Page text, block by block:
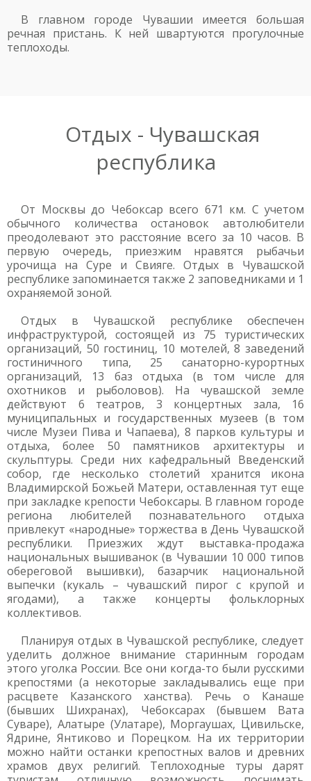
В главном городе Чувашии имеется большая
речная пристань. К ней швартуются прогулочные
теплоходы.
Отдых - Чувашская
республика
От Москвы до Чебоксар всего 671 км. С учетом
обычного количества остановок автолюбители
преодолевают это расстояние всего за 10 часов. В
первую очередь, приезжим нравятся рыбачьи
урочища на Суре и Свияге. Отдых в Чувашской
республике запоминается также 2 заповедниками и 1
охраняемой зоной.
Отдых в Чувашской республике обеспечен
инфраструктурой, состоящей из 75 туристических
организаций, 50 гостиниц, 10 мотелей, 8 заведений
гостиничного типа, 25 санаторно-курортных
организаций, 13 баз отдыха (в том числе для
охотников и рыболовов). На чувашской земле
действуют 6 театров, 3 концертных зала, 16
муниципальных и государственных музеев (в том
числе Музеи Пива и Чапаева), 8 парков культуры и
отдыха, более 50 памятников архитектуры и
скульптуры. Среди них кафедральный Введенский
собор, где несколько столетий хранится икона
Владимирской Божьей Матери, оставленная тут еще
при закладке крепости Чебоксары. В главном городе
региона любителей познавательного отдыха
привлекут «народные» торжества в День Чувашской
республики. Приезжих ждут выставка-продажа
национальных вышиванок (в Чувашии 10 000 типов
обереговой вышивки), базарчик национальной
выпечки (кукаль – чувашский пирог с крупой и
ягодами), а также концерты фольклорных
коллективов.
Планируя отдых в Чувашской республике, следует
уделить должное внимание старинным городам
этого уголка России. Все они когда-то были русскими
крепостями (а некоторые закладывались еще при
расцвете Казанского ханства). Речь о Канаше
(бывших Шихранах), Чебоксарах (бывшем Вата
Суваре), Алатыре (Улатаре), Моргаушах, Цивильске,
Ядрине, Янтиково и Порецком. На их территории
можно найти останки крепостных валов и древних
храмов двух религий. Теплоходные туры дарят